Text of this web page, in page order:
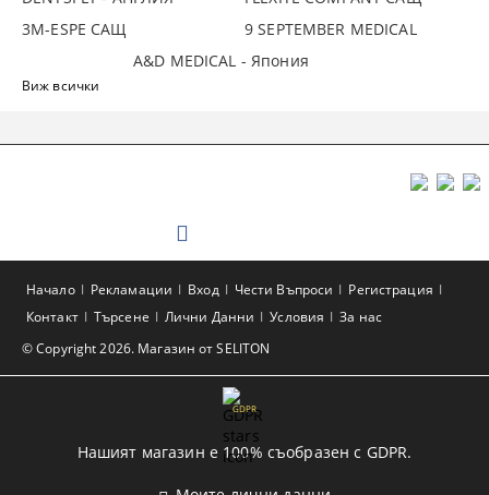
3М-ESPE САЩ
9 SEPTEMBER MEDICAL
A&D MEDICAL - Япония
Виж всички
© Copyright 2026. Магазин от SELITON
Начало Рекламации Вход Чести Въпроси
Регистрация
Контакт
Търсене Лични Данни Условия За нас
GDPR
Нашият магазин е 100% съобразен с GDPR.